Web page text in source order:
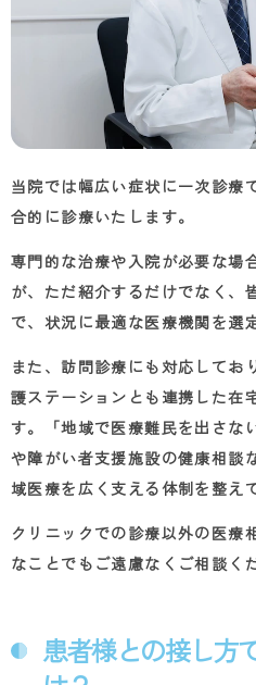
当院では幅広い症状に一次診療
合的に診療いたします。
専門的な治療や入院が必要な場
が、ただ紹介するだけでなく、
で、状況に最適な医療機関を選
また、訪問診療にも対応してお
護ステーションとも連携した在
す。「地域で医療難民を出さな
や障がい者支援施設の健康相談
域医療を広く支える体制を整え
クリニックでの診療以外の医療
なことでもご遠慮なくご相談く
患者様との接し方